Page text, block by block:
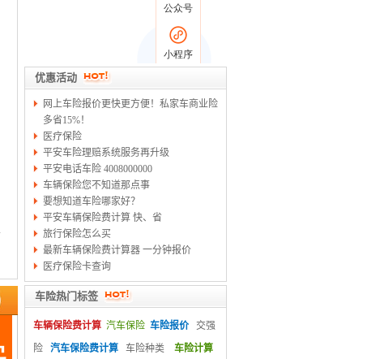
优惠活动
网上车险报价更快更方便！私家车商业险
多省15%！
医疗保险
平安车险理赔系统服务再升级
平安电话车险 4008000000
车辆保险您不知道那点事
要想知道车险哪家好？
平安车辆保险费计算 快、省
旅行保险怎么买
最新车辆保险费计算器 一分钟报价
医疗保险卡查询
车险热门标签
车辆保险费计算 汽车保险 车险报价
交强
险
汽车保险费计算 车险种类
车险计算